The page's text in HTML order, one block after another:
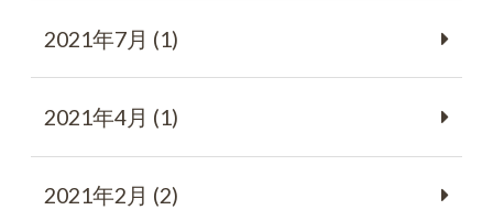
2021年7月 (1)
2021年4月 (1)
2021年2月 (2)